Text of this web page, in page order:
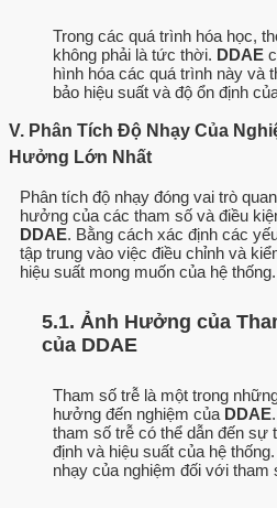
Trong các quá trình hóa học,
không phải là tức thời. DDAE
hình hóa các quá trình này và
bảo hiệu suất và độ ổn định
V. Phân Tích Độ Nhạy Của
Hưởng Lớn Nhất
Phân tích độ nhạy đóng vai trò
hưởng của các tham số và điều
DDAE. Bằng cách xác định các
tập trung vào việc điều chỉnh và
hiệu suất mong muốn của hệ thống.
5.1. Ảnh Hưởng của
của DDAE
Tham số trễ là một trong
hưởng đến nghiệm của DDAE
tham số trễ có thể dẫn đến sự
định và hiệu suất của hệ
nhạy của nghiệm đối với tham